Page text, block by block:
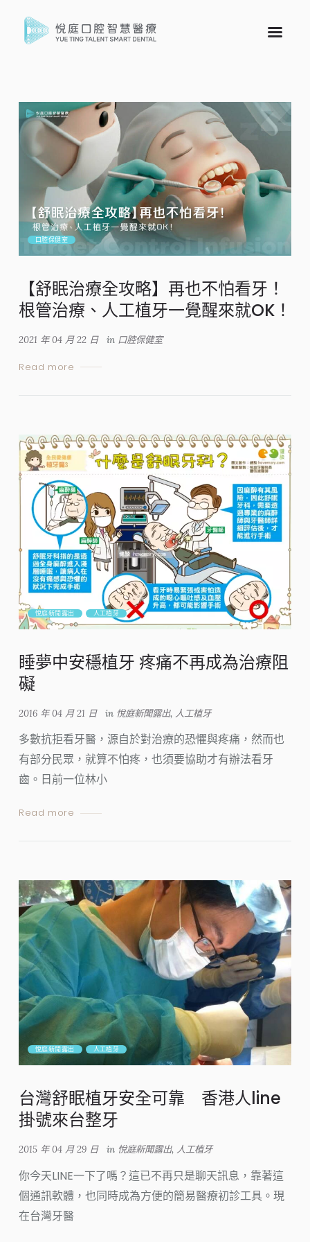
口腔保健室
【舒眠治療全攻略】再也不怕看牙！
根管治療、人工植牙一覺醒來就OK！
2021 年 04 月 22 日 in 口腔保健室
Read more
悅庭新聞露出 人工植牙
睡夢中安穩植牙 疼痛不再成為治療阻
礙
2016 年 04 月 21 日 in 悅庭新聞露出, 人工植牙
多數抗拒看牙醫，源自於對治療的恐懼與疼痛，然而也
有部分民眾，就算不怕疼，也須要協助才有辦法看牙
齒。日前一位林小
Read more
悅庭新聞露出 人工植牙
台灣舒眠植牙安全可靠 香港人line
掛號來台整牙
2015 年 04 月 29 日 in 悅庭新聞露出, 人工植牙
你今天LINE一下了嗎？這已不再只是聊天訊息，靠著這
個通訊軟體，也同時成為方便的簡易醫療初診工具。現
在台灣牙醫